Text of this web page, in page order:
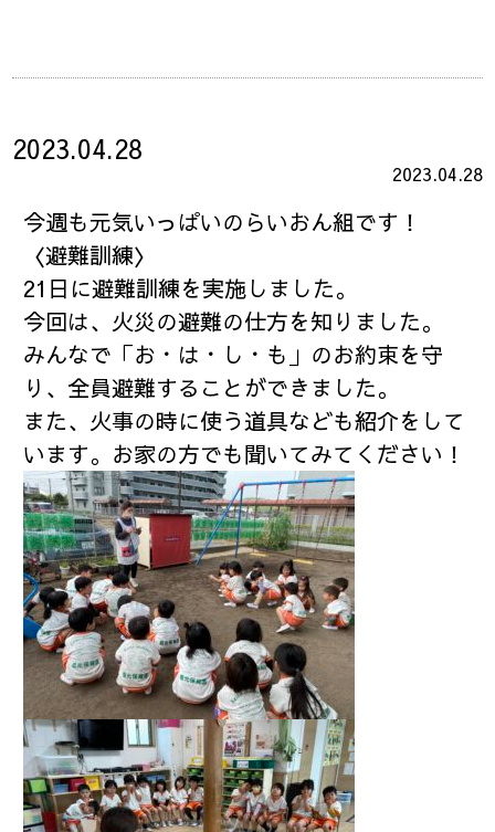
2023.04.28
2023.04.28
今週も元気いっぱいのらいおん組です！
〈避難訓練〉
21日に避難訓練を実施しました。
今回は、火災の避難の仕方を知りました。
みんなで「お・は・し・も」のお約束を守
り、全員避難することができました。
また、火事の時に使う道具なども紹介をして
います。お家の方でも聞いてみてください！